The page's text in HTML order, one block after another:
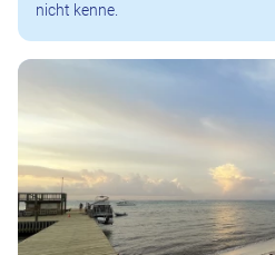
nicht kenne.